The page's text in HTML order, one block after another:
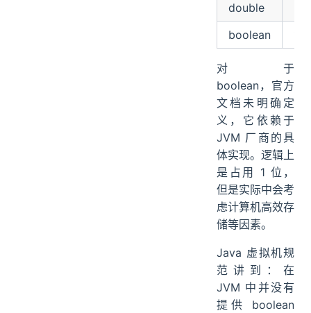
double
boolean
对于
boolean，官方
文档未明确定
义，它依赖于
JVM 厂商的具
体实现。逻辑上
是占用 1 位，
但是实际中会考
虑计算机高效存
储等因素。
Java 虚拟机规
范讲到：在
JVM 中并没有
提供 boolean